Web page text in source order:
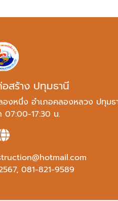
อสร้าง ปทุมธานี
งหนึ่ง อำเภอคลองหลวง ปทุมธ
07:00-17:30 น.
, 081-821-9589